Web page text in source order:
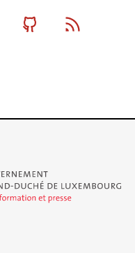
MastodonGithub